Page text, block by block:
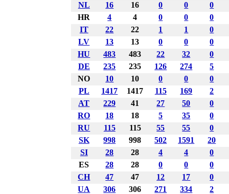
NL
16 16 0 0
0
HR
4 4 0 0
0
IT
22 22 1 1
0
LV
13 13 0 0
0
HU
483 483 22 32
0
DE
235 235 126 274
5
NO
10 10 0 0
0
PL
1417 1417 115 169
2
AT
229 41 27 50
0
RO
18 18 5 35
0
RU
115 115 55 55
0
SK
998 998 502 1591
20
SI
28 28 4 4
0
ES
28 28 0 0
0
CH
47 47 12 17
0
UA
306 306 271 334
2